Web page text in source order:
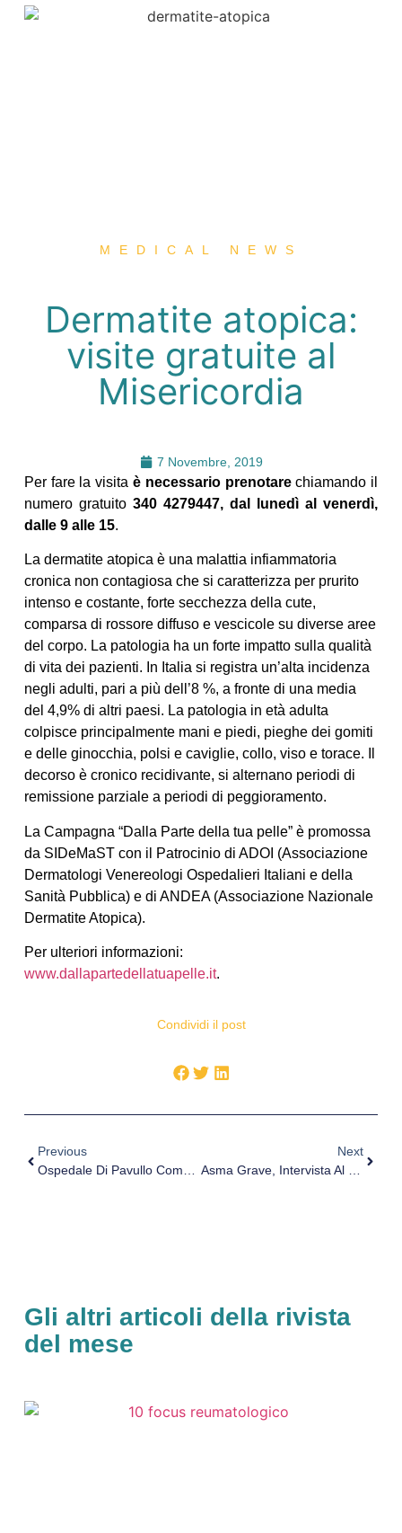
MEDICAL NEWS
Dermatite atopica:
visite gratuite al
Misericordia
7 Novembre, 2019
Per fare la visita è necessario prenotarechiamando il
numero gratuito 340 4279447, dal lunedì al venerdì,
dalle 9 alle 15.
La dermatite atopica è una malattia infiammatoria
cronica non contagiosa che si caratterizza per prurito
intenso e costante, forte secchezza della cute,
comparsa di rossore diffuso e vescicole su diverse aree
del corpo. La patologia ha un forte impatto sulla qualità
di vita dei pazienti. In Italia si registra un’alta incidenza
negli adulti, pari a più dell’8 %, a fronte di una media
del 4,9% di altri paesi. La patologia in età adulta
colpisce principalmente mani e piedi, pieghe dei gomiti
e delle ginocchia, polsi e caviglie, collo, viso e torace. Il
decorso è cronico recidivante, si alternano periodi di
remissione parziale a periodi di peggioramento.
La Campagna “Dalla Parte della tua pelle” è promossa
da SIDeMaST con il Patrocinio di ADOI (Associazione
Dermatologi Venereologi Ospedalieri Italiani e della
Sanità Pubblica) e di ANDEA (Associazione Nazionale
Dermatite Atopica).
Per ulteriori informazioni:
www.dallapartedellatuapelle.it.
Condividi il post
Previous
Ospedale Di Pavullo Comparto Operatorio, Al Via L’ultima Fase Dei Lavori
Next
Asma Grave, Intervista Al Prof. Nicola Scichilone
Gli altri articoli della rivista
del mese